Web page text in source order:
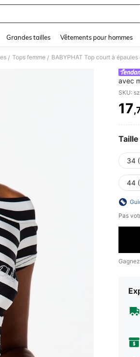
Grandes tailles Vêtements pour hommes
/ Tops femme /
avec
en
SKU:
17
Taille
34
44
Pas